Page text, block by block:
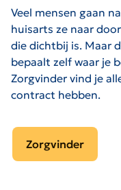
Veel mensen gaan
huisarts ze naar
die dichtbij is. Maar
bepaalt zelf waar je
Zorgvinder vind je
contract hebben.
Zorgvinder